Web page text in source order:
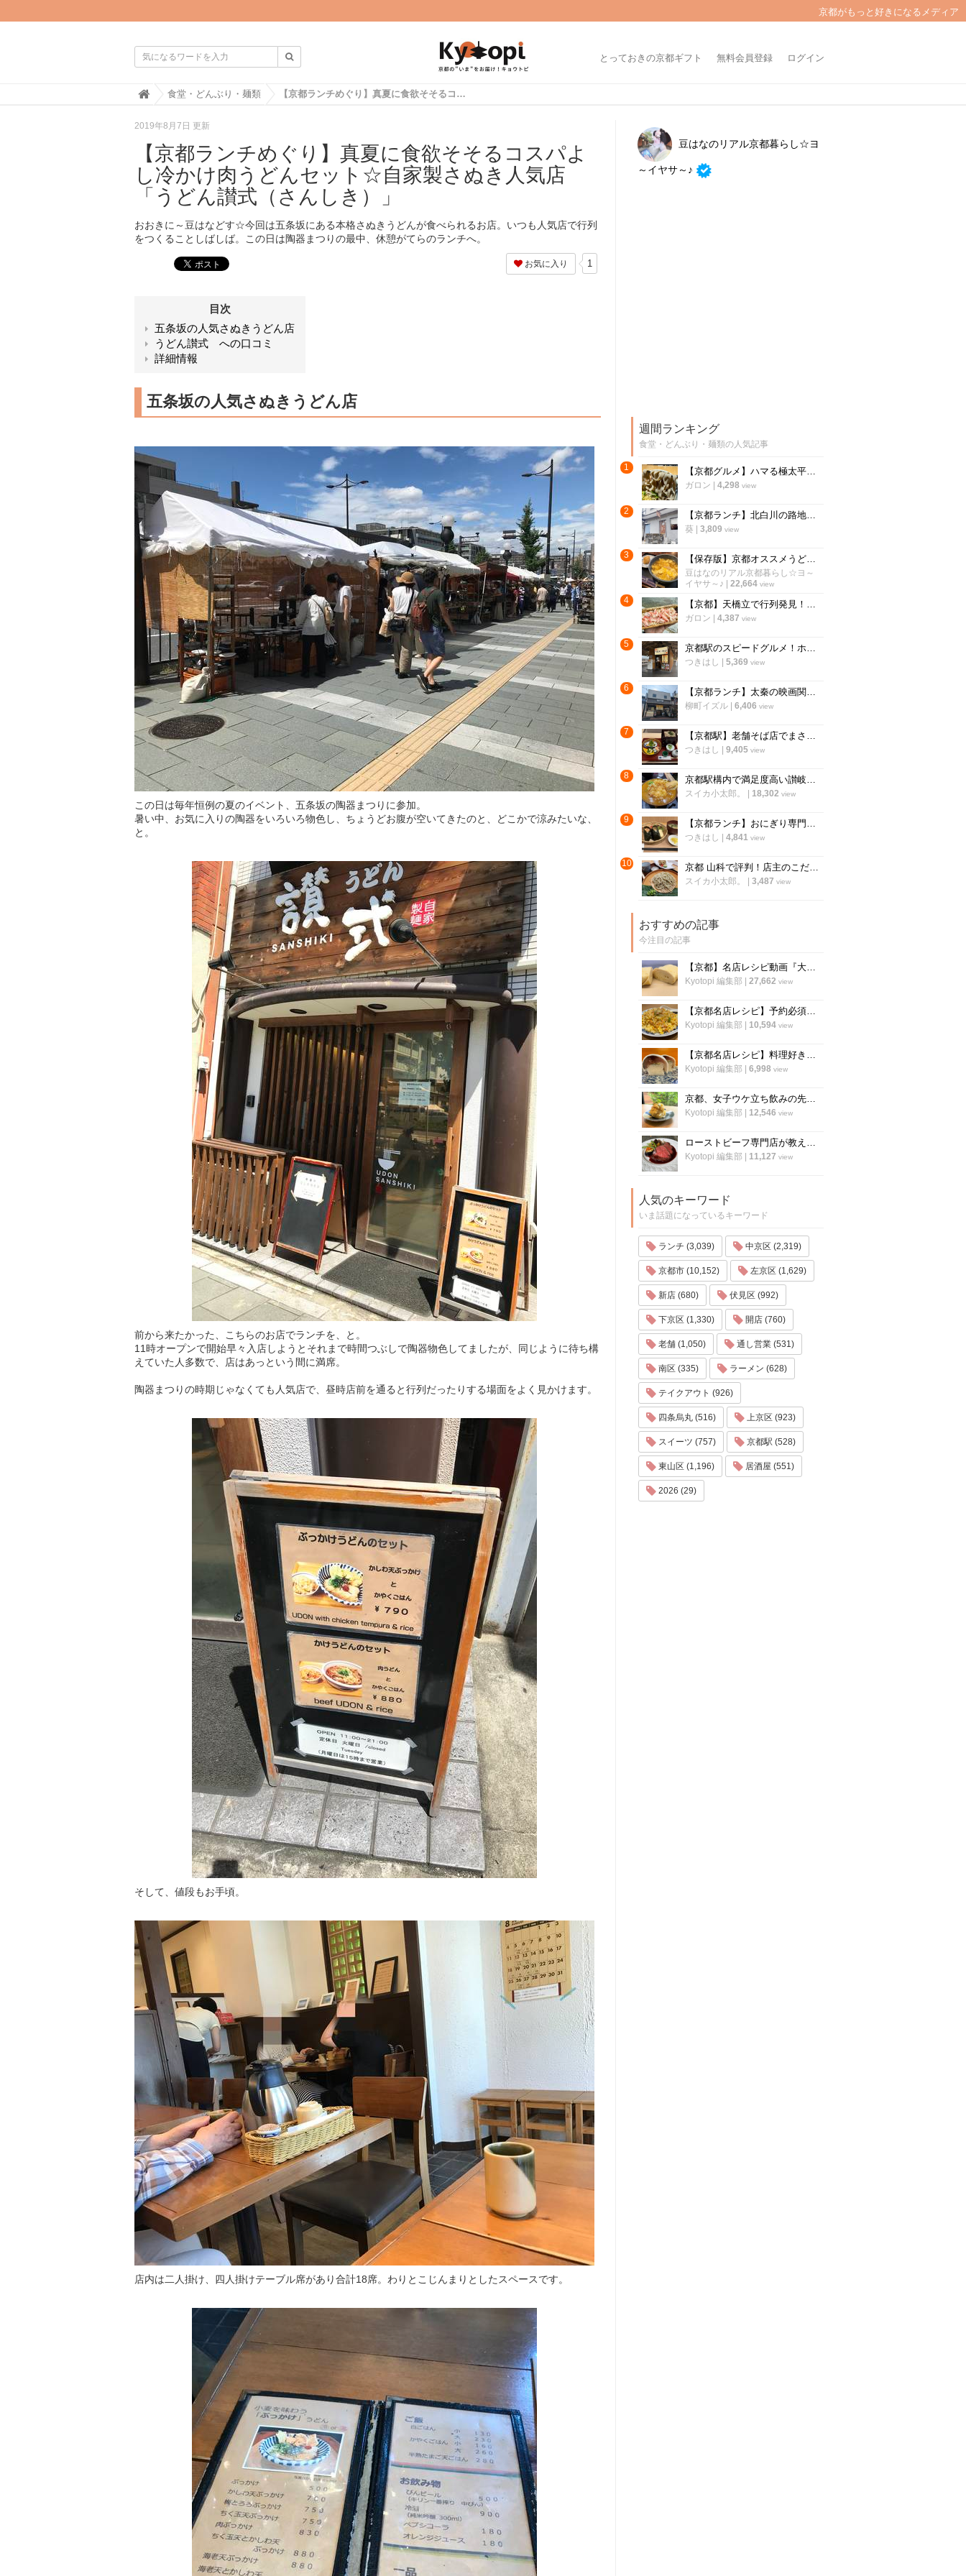
京都がもっと好きになるメディア
とっておきの京都ギフト 無料会員登録 ログイン
H
e
食堂・どんぶり・麺類 【京都ランチめぐり】真夏に食欲そそるコスパよし冷かけ肉うどんセット☆自家製さぬき人気店「うどん讃式（さんしき）」
2019年8月7日 更新
【京都ランチめぐり】真夏に食欲そそるコスパよ
し冷かけ肉うどんセット☆自家製さぬき人気店
「うどん讃式（さんしき）」
おおきに～豆はなどす☆今回は五条坂にある本格さぬきうどんが食べられるお店。いつも人気店で行列
をつくることしばしば。この日は陶器まつりの最中、休憩がてらのランチへ。
お気に入り 1
目次
五条坂の人気さぬきうどん店
うどん讃式 への口コミ
詳細情報
五条坂の人気さぬきうどん店
この日は毎年恒例の夏のイベント、五条坂の陶器まつりに参加。
暑い中、お気に入りの陶器をいろいろ物色し、ちょうどお腹が空いてきたのと、どこかで涼みたいな、
と。
前から来たかった、こちらのお店でランチを、と。
11時オープンで開始早々入店しようとそれまで時間つぶしで陶器物色してましたが、同じように待ち構
えていた人多数で、店はあっという間に満席。
陶器まつりの時期じゃなくても人気店で、昼時店前を通ると行列だったりする場面をよく見かけます。
そして、値段もお手頃。
店内は二人掛け、四人掛けテーブル席があり合計18席。わりとこじんまりとしたスペースです。
豆はなのリアル京都暮らし☆ヨ
～イヤサ～♪
週間ランキング
食堂・どんぶり・麺類の人気記事
1 【京都グルメ】ハマる極太平打ち蕎麦！人気スーパー銭湯「力の湯」の食事処に新店
ガロン 4,298 view
2 【京都ランチ】北白川の路地裏レトロ食堂 秘密にしたい穴場店の"絶品タツタ南蛮"
葵 3,809 view
3 【保存版】京都オススメうどん！京都駅行列店～昔ながらの地元食堂まで☆下京区編【厳選８店】
豆はなのリアル京都暮らし☆ヨ～
イヤサ～♪
22,664 view
4 【京都】天橋立で行列発見！限定の贅沢かにめし弁当がまさかの1500円「はしだて物産」
ガロン 4,387 view
5 京都駅のスピードグルメ！ホームの侮れない立ち食いそば 早朝から営業「麺家 京都 上がも」
つきはし 5,369 view
6 【京都ランチ】太秦の映画関係者御用達、老舗お食事処「美濃屋」
柳町イズル| 6,406 view
7 【京都駅】老舗そば店でまさかの“そば食べ放題”隠れた大満足メニュー「田ごと」
つきはし 9,405 view
8 京都駅構内で満足度高い讃岐うどん！もっと早く来れば良かった「つくもうどん」
スイカ小太郎。 18,302 view
9 【京都ランチ】おにぎり専門店の唐揚げ付のセットが人気「成いち」
つきはし 4,841 view
10 京都 山科で評判！店主のこだわりが詰まった手打ち蕎麦店「 藤村」
スイカ小太郎。 3,487 view
おすすめの記事
今注目の記事
【京都】名店レシピ動画『大徳寺さいき家』直伝 「ふわふわ だし巻き卵」の作り方！
Kyotopi 編集部 27,662 view
【京都名店レシピ】予約必須店「秋華」直伝 、パラパラ鮭のチャーハン！超簡単！
Kyotopi 編集部 10,594 view
【京都名店レシピ】料理好き必見！京名物の鯖寿司を自宅でつくる！「酒房わかば」
Kyotopi 編集部 6,998 view
京都、女子ウケ立ち飲みの先駆者「すいば」の人気メニュー『ポテトサラダ』の作り方
Kyotopi 編集部 12,546 view
ローストビーフ専門店が教える、ローストビーフの作り方のすべて「ローストビーフの店 watanabe」
Kyotopi 編集部 11,127 view
人気のキーワード
いま話題になっているキーワード
ランチ (3,039) 中京区 (2,319)
京都市 (10,152) 左京区 (1,629)
新店 (680) 伏見区 (992)
下京区 (1,330) 開店 (760)
老舗 (1,050) 通し営業 (531)
南区 (335) ラーメン (628)
テイクアウト (926)
四条烏丸 (516) 上京区 (923)
スイーツ (757) 京都駅 (528)
東山区 (1,196) 居酒屋 (551)
2026 (29)